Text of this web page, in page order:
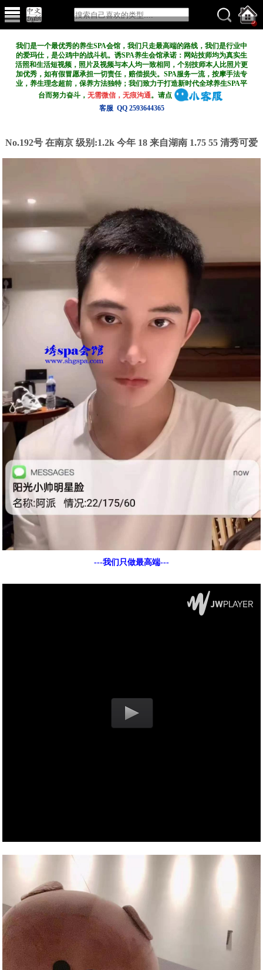
我们是一个最优秀的养生SPA会馆，我们只走最高端的路线，我们是行业中
的爱玛仕，是公鸡中的战斗机。诱SPA养生会馆承诺：网站技师均为真实生
活照和生活短视频，照片及视频与本人均一致相同，个别技师本人比照片更
加优秀，如有假冒愿承担一切责任，赔偿损失。SPA服务一流，按摩手法专
业，养生理念超前，保养方法独特；我们致力于打造新时代全球养生SPA平
台而努力奋斗，无需微信，无痕沟通。请点
客服 QQ 2593644365
No.192号 在南京 级别:1.2k 今年 18 来自湖南 1.75 55 清秀可爱
---我们只做最高端---